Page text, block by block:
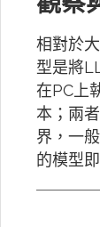
相對於
型是將
在PC上
本；兩
界，一
的模型